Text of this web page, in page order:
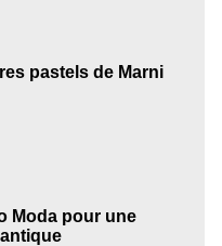
pastels de Marni
Moda pour une